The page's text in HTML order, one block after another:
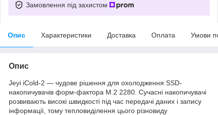
Замовлення під захистом
Опис Характеристики Доставка Оплата Умови
Опис
Jeyi iCold-2 — чудове рішення для охолодження SSD-
накопичувачів форм-фактора M.2 2280. Сучасні накопичувачі
розвивають високі швидкості під час передачі даних і запису
інформації, тому тепловиділення цього різновиду